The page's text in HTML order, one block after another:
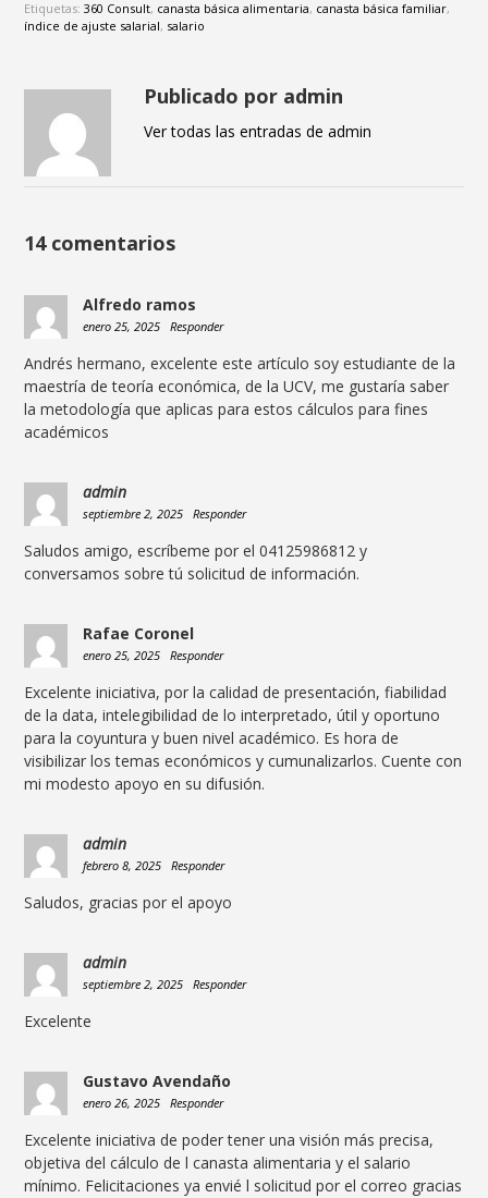
Etiquetas:360 Consult, canasta básica alimentaria, canasta básica familiar,
índice de ajuste salarial, salario
Publicado por admin
Ver todas las entradas de admin
14 comentarios
Alfredo ramos
enero 25, 2025 Responder
Andrés hermano, excelente este artículo soy estudiante de la
maestría de teoría económica, de la UCV, me gustaría saber
la metodología que aplicas para estos cálculos para fines
académicos
admin
septiembre 2, 2025 Responder
Saludos amigo, escríbeme por el 04125986812 y
conversamos sobre tú solicitud de información.
Rafae Coronel
enero 25, 2025 Responder
Excelente iniciativa, por la calidad de presentación, fiabilidad
de la data, intelegibilidad de lo interpretado, útil y oportuno
para la coyuntura y buen nivel académico. Es hora de
visibilizar los temas económicos y cumunalizarlos. Cuente con
mi modesto apoyo en su difusión.
admin
febrero 8, 2025 Responder
Saludos, gracias por el apoyo
admin
septiembre 2, 2025 Responder
Excelente
Gustavo Avendaño
enero 26, 2025 Responder
Excelente iniciativa de poder tener una visión más precisa,
objetiva del cálculo de l canasta alimentaria y el salario
mínimo. Felicitaciones ya envié l solicitud por el correo gracias